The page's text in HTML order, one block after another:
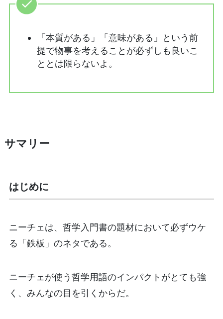
「本質がある」「意味がある」という前
提で物事を考えることが必ずしも良いこ
ととは限らないよ。
サマリー
はじめに
ニーチェは、哲学入門書の題材において必ずウケ
る「鉄板」のネタである。
ニーチェが使う哲学用語のインパクトがとても強
く、みんなの目を引くからだ。